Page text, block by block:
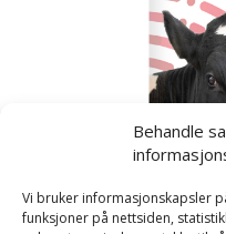
Behandle
Vi bruker informasjonskapsler
funksjoner på nettsiden,